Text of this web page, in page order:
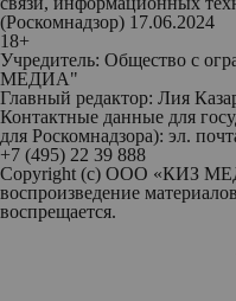
(Роскомнадзор) 17.06.2024
18+
Учредитель: Общество с
МЕДИА"
Главный редактор: Лия
Контактные данные для
для Роскомнадзора): эл.
+7 (495) 22 39 888
Copyright (с) ООО «КИЗ
воспроизведение
воспрещается.